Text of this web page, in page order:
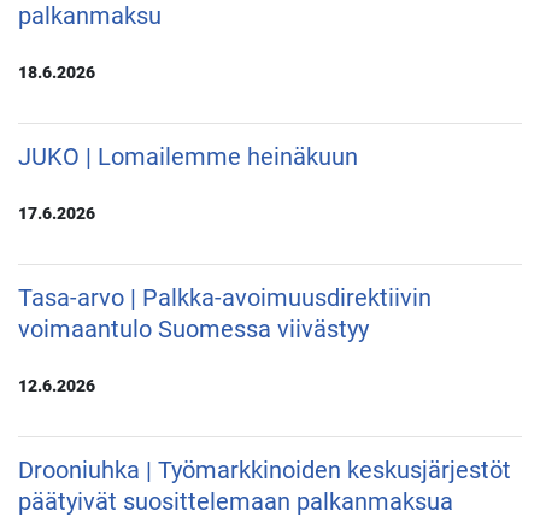
palkanmaksu
18.6.2026
JUKO | Lomailemme heinäkuun
17.6.2026
Tasa-arvo | Palkka-avoimuusdirektiivin
voimaantulo Suomessa viivästyy
12.6.2026
Drooniuhka | Työmarkkinoiden keskusjärjestöt
päätyivät suosittelemaan palkanmaksua